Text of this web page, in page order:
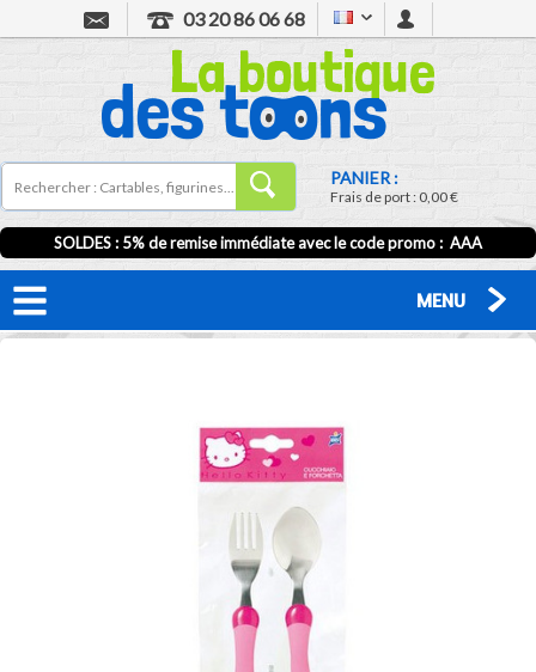
03 20 86 06 68
PANIER :
Frais de port :0,00 €
SOLDES : 5% de remise immédiate avec le code promo : AAA
MENU